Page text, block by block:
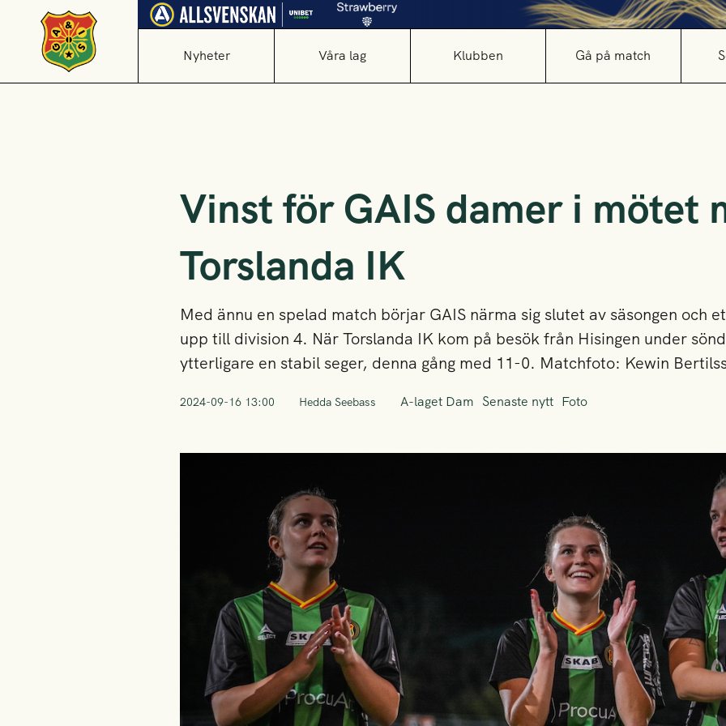
Nyheter Våra lag Klubben Gå på match
Vinst för GAIS damer i mötet
Torslanda IK
Med ännu en spelad match börjar GAIS närma sig slutet av säsongen och
upp till division 4. När Torslanda IK kom på besök från Hisingen under
ytterligare en stabil seger, denna gång med 11-0. Matchfoto: Kewin
2024-09-16 13:00 Hedda Seebass A-laget Dam Senaste nytt Foto